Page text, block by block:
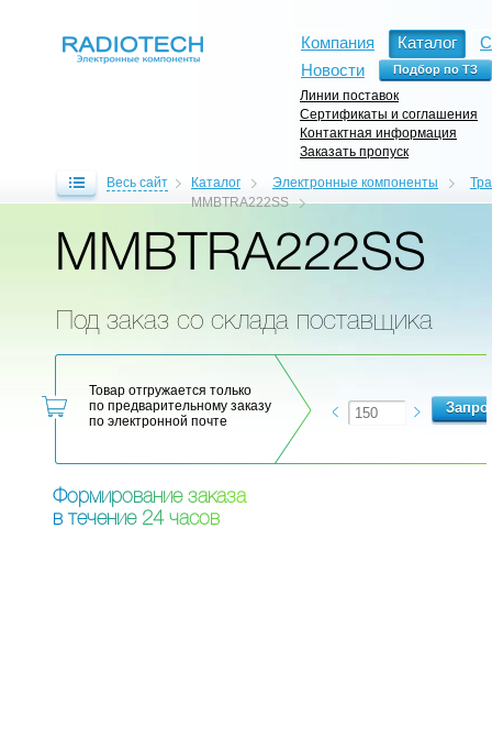
Компания Каталог
Новости
Линии поставок
Сертификаты и соглашения
Контактная информация
Заказать пропуск
Весь сайт Каталог Электронные компоненты
MMBTRA222SS
MMBTRA222SS
Под заказ со склада поставщика
Товар отгружается только
по предварительному заказу
по электронной почте
Формирование заказа
в течение 24 часов